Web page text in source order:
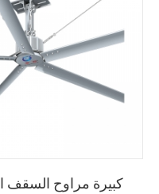
تستخدم ورشة العمل؟ لذلك في
المستمر ، أنتجت مجموعة
مراوح السقف الصناعي ،